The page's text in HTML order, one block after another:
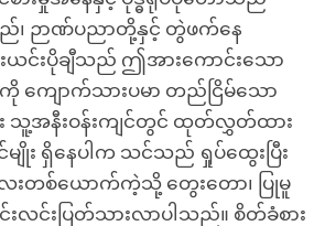
ည်၊ ဉာဏ်ပညာတို့နှင့် တွဲဖက်နေ
င်းပိုချီသည် ဤအားကောင်းသော
ကို ကျောက်သားပမာ တည်ငြိမ်သော
သူ့အနီးဝန်းကျင်တွင် ထုတ်လွှတ်ထား
ျိုး ရှိနေပါက သင်သည် ရှုပ်ထွေးပြီး
းတစ်ယောက်ကဲ့သို့ တွေးတော၊ ပြုမူ
င်းလင်းပြတ်သားလာပါသည်။ စိတ်ခံစား